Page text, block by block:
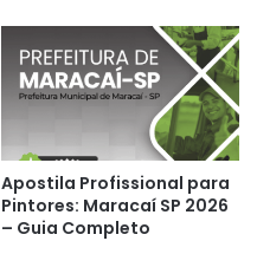
Apostila Profissional para
Pintores: Maracaí SP 2026
– Guia Completo